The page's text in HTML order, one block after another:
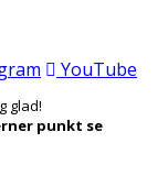
YouTube
glad!
punkt se